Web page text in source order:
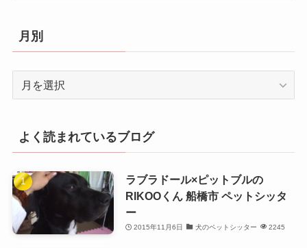
リ
ー
月別
よく読まれているブログ
ラブラドール×ピットブルの
RIKOOくん 船橋市 ペットシッタ
ー
2015年11月6日 犬のペットシッター 2245